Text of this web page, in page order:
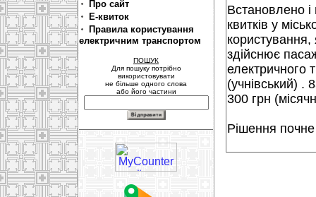
Про сайт
Е-квиток
Правила користування
електричним транспортом
ПОШУК
Для пошуку потрібно
використовувати
не більше одного слова
або його частини
Встановлено і
квитків у
користування,
здійснює
електричного
(учнівський) .
300 грн
Рішення